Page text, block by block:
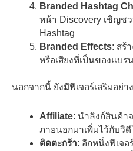
Branded Hashtag
หน้า Discovery เชิญช
Hashtag
Branded Effects: สร้
หรือเสียงที่เป็นของแบร
นอกจากนี้ ยังมีฟีเจอร์เสริมอย่า
Affiliate: นำลิงก์สินค้า
ภายนอกมาเพิ่มไว้กับวิดี
ติดตะกร้า: อีกหนึ่งฟีเจ